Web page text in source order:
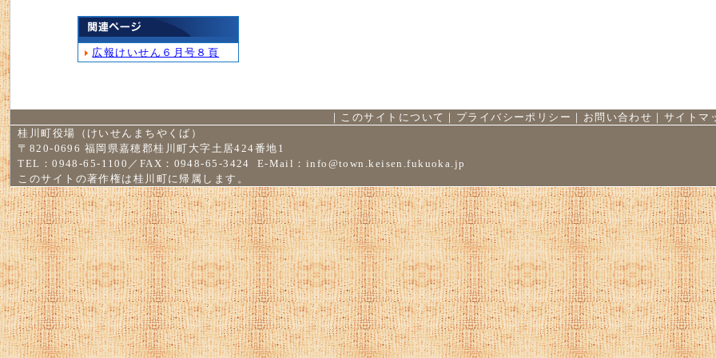
広報けいせん６月号８頁
｜ このサイトについて ｜ プライバシーポリシー ｜ お問い合わせ ｜ サイトマ
桂川町役場（けいせんまちやくば）
〒820-0696 福岡県嘉穂郡桂川町大字土居424番地1
TEL：0948-65-1100／FAX：0948-65-3424 E-Mail： info@town.keisen.fukuoka.jp
このサイトの著作権は桂川町に帰属します。